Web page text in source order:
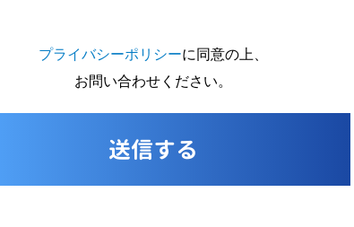
プライバシーポリシーに同意の上、
お問い合わせください。